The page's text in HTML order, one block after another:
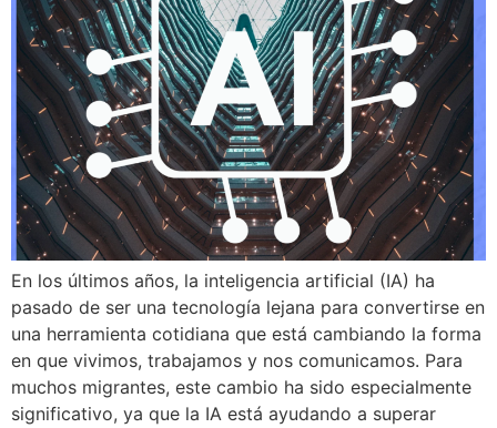
En los últimos años, la inteligencia artificial (IA) ha
pasado de ser una tecnología lejana para convertirse en
una herramienta cotidiana que está cambiando la forma
en que vivimos, trabajamos y nos comunicamos. Para
muchos migrantes, este cambio ha sido especialmente
significativo, ya que la IA está ayudando a superar